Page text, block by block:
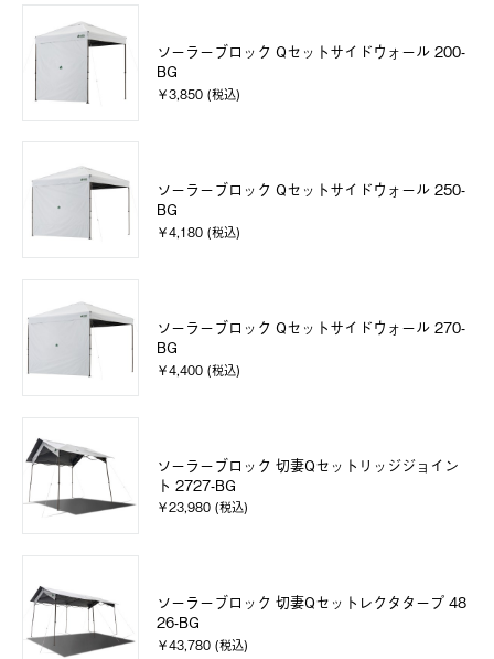
ソーラーブロック Qセットサイドウォール 200-
BG
￥3,850 (税込)
ソーラーブロック Qセットサイドウォール 250-
BG
￥4,180 (税込)
ソーラーブロック Qセットサイドウォール 270-
BG
￥4,400 (税込)
ソーラーブロック 切妻Qセットリッジジョイン
ト 2727-BG
￥23,980 (税込)
ソーラーブロック 切妻Qセットレクタタープ 48
26-BG
￥43,780 (税込)